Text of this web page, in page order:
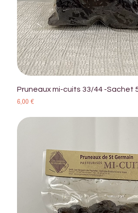
Pruneaux mi-cuits 33/44 -Sachet
Prix
6,00 €